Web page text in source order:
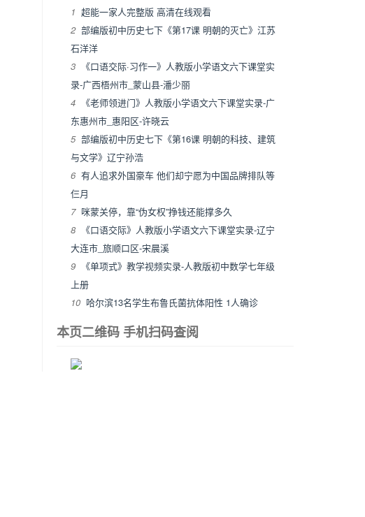
1 超能一家人完整版 高清在线观看
2 部编版初中历史七下《第17课 明朝的灭亡》江苏
石洋洋
3
《口语交际·习作一》人教版小学语文六下课堂实
录-广西梧州市_蒙山县-潘少丽
4
《老师领进门》人教版小学语文六下课堂实录-广
东惠州市_惠阳区-许晓云
5 部编版初中历史七下《第16课 明朝的科技、建筑
与文学》辽宁孙浩
6 有人追求外国豪车 他们却宁愿为中国品牌排队等
仨月
7 咪蒙关停，靠“伪女权”挣钱还能撑多久
8
《口语交际》人教版小学语文六下课堂实录-辽宁
大连市_旅顺口区-宋晨溪
9
《单项式》教学视频实录-人教版初中数学七年级
上册
10 哈尔滨13名学生布鲁氏菌抗体阳性 1人确诊
本页二维码 手机扫码查阅